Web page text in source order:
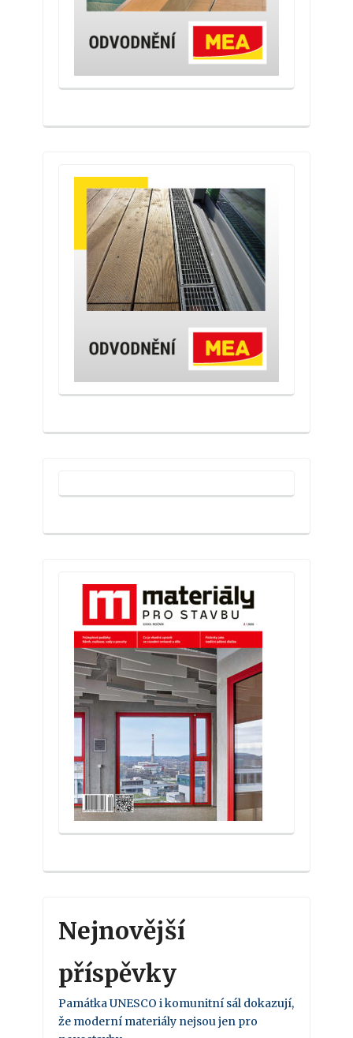
Nejnovější
příspěvky
Památka UNESCO i komunitní sál dokazují,
že moderní materiály nejsou jen pro